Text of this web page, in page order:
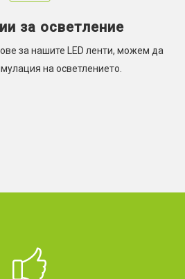
за осветление
за нашите LED ленти, можем да
на осветлението.